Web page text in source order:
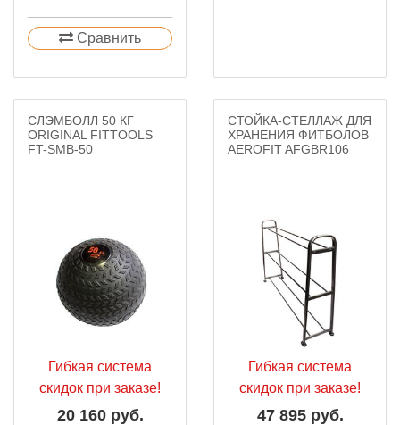
Сравнить
СЛЭМБОЛЛ 50 КГ
ORIGINAL FITTOOLS
FT-SMB-50
Гибкая система
скидок при заказе!
20 160 руб.
СТОЙКА-СТЕЛЛАЖ ДЛЯ
ХРАНЕНИЯ ФИТБОЛОВ
AEROFIT AFGBR106
Гибкая система
скидок при заказе!
47 895 руб.